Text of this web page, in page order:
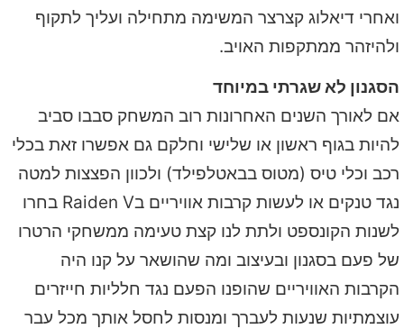
ואחרי דיאלוג קצרצר המשימה מתחילה ועליך לתקוף
ולהיזהר ממתקפות האויב.
הסגנון לא שגרתי במיוחד
אם לאורך השנים האחרונות רוב המשחק סבבו סביב
להיות בגוף ראשון או שלישי וחלקם גם אפשרו זאת בכלי
רכב וכלי טיס (מטוס בבאטלפילד) ולכוון הפצצות למטה
נגד טנקים או לעשות קרבות אוויריים בRaiden V בחרו
לשנות הקונספט ולתת לנו קצת טעימה ממשחקי הרטרו
של פעם בסגנון ובעיצוב ומה שהושאר על קנו היה
הקרבות האוויריים שהופנו הפעם נגד חלליות חייזרים
עוצמתיות שנעות לעברך ומנסות לחסל אותך מכל עבר